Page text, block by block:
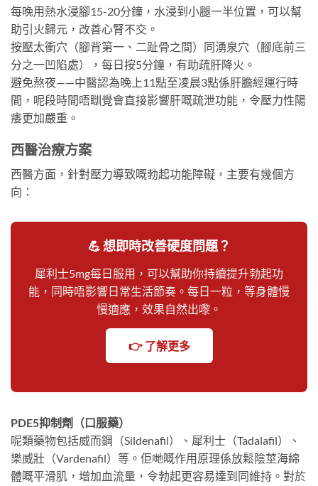
每晚用熱水浸腳15-20分鐘，水浸到小腿一半位置，可以幫
助引火歸元，改善心腎不交。
按壓太衝穴（腳背第一、二趾骨之間）同湧泉穴（腳底前三
分之一凹陷處），每日按5分鐘，有助疏肝降火。
避免熬夜——中醫認為晚上11點至凌晨3點係肝膽經運行時
間，呢段時間唔瞓覺會直接影響肝嘅疏泄功能，令壓力性陽
痿更加嚴重。
西醫治療方案
西醫方面，針對壓力導致嘅勃起功能障礙，主要有幾個方
向：
💪 想即時改善硬度問題？
犀利士5mg每日服用，可以幫助你持續提升勃起功
能，同時唔影響日常生活節奏。每日一粒，等身體慢
慢適應，效果自然出嚟。
👉 了解更多
PDE5抑制劑（口服藥）
呢類藥物包括威而鋼（Sildenafil）、犀利士（Tadalafil）、
樂威壯（Vardenafil）等。佢哋嘅作用原理係放鬆陰莖海綿
體嘅平滑肌，增加血流量，令勃起更容易達到同維持。對於